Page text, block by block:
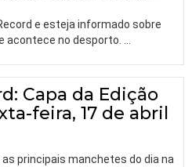
e esteja informado sobre
acontece no desporto.
Capa da Edição
feira, 17 de abril
as principais manchetes do dia na